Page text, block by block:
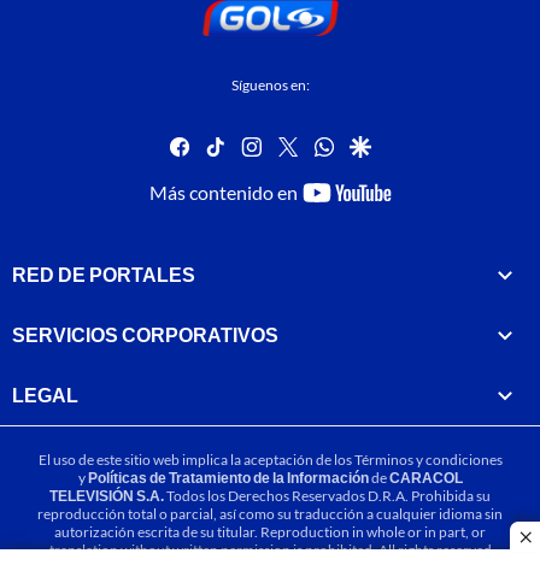
Síguenos en:
facebook
tiktok instagram
twitterwhatsapp
google
Más contenido en
youtube-
RED DE PORTALES
SERVICIOS CORPORATIVOS
LEGAL
El uso de este sitio web implica la aceptación de losTérminos y condiciones
yPolíticas de Tratamiento de la InformacióndeCARACOL
TELEVISIÓN S.A.Todos los Derechos Reservados D.R.A. Prohibida su
reproducción total o parcial, así como su traducción a cualquier idioma sin
autorización escrita de su titular. Reproduction in whole or in part, or
translation without written permission is prohibited. All rights reserved